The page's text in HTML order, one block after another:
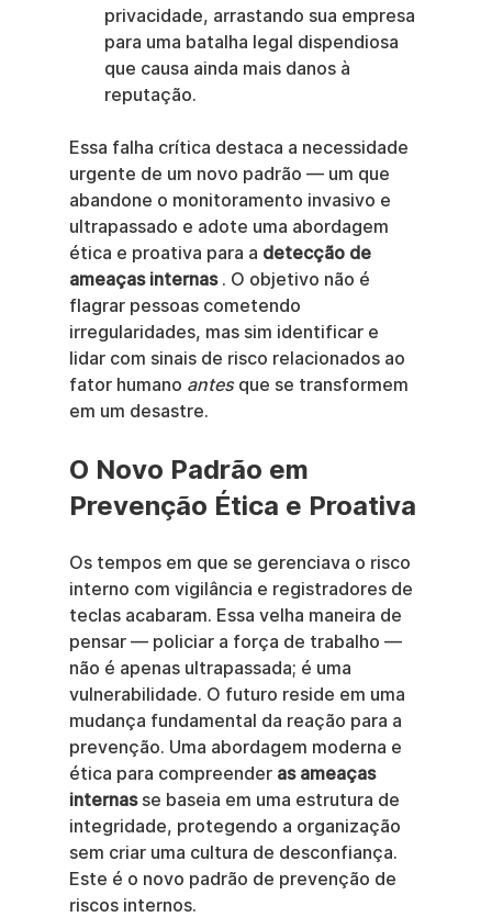
privacidade, arrastando sua empresa
para uma batalha legal dispendiosa
que causa ainda mais danos à
reputação.
Essa falha crítica destaca a necessidade
urgente de um novo padrão — um que
abandone o monitoramento invasivo e
ultrapassado e adote uma abordagem
ética e proativa para a detecção de
ameaças internas . O objetivo não é
flagrar pessoas cometendo
irregularidades, mas sim identificar e
lidar com sinais de risco relacionados ao
fator humano antes que se transformem
em um desastre.
O Novo Padrão em
Prevenção Ética e Proativa
Os tempos em que se gerenciava o risco
interno com vigilância e registradores de
teclas acabaram. Essa velha maneira de
pensar — policiar a força de trabalho —
não é apenas ultrapassada; é uma
vulnerabilidade. O futuro reside em uma
mudança fundamental da reação para a
prevenção. Uma abordagem moderna e
ética para compreender as ameaças
internas se baseia em uma estrutura de
integridade, protegendo a organização
sem criar uma cultura de desconfiança.
Este é o novo padrão de prevenção de
riscos internos.